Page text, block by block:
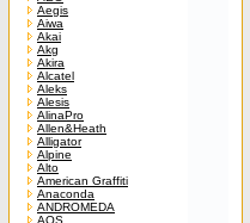
Aegis
Aiwa
Akai
Akg
Akira
Alcatel
Aleks
Alesis
AlinaPro
Allen&Heath
Alligator
Alpine
Alto
American Graffiti
Anaconda
ANDROMEDA
AOS